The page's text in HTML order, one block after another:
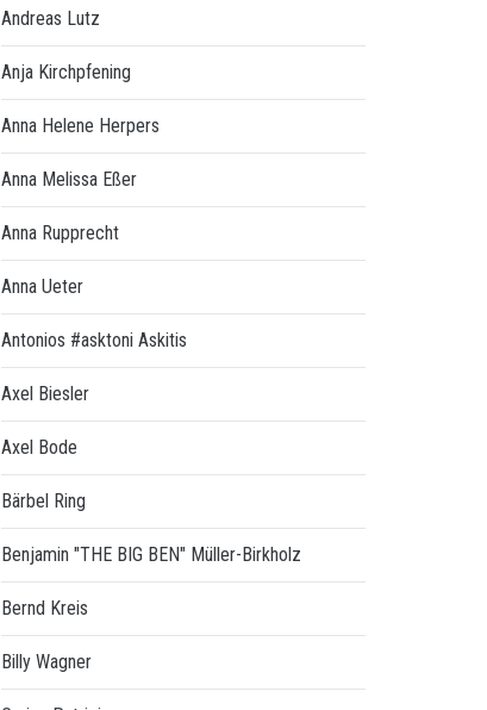
Andreas Lutz
Anja Kirchpfening
Anna Helene Herpers
Anna Melissa Eßer
Anna Rupprecht
Anna Ueter
Antonios #asktoni Askitis
Axel Biesler
Axel Bode
Bärbel Ring
Benjamin "THE BIG BEN" Müller-Birkholz
Bernd Kreis
Billy Wagner